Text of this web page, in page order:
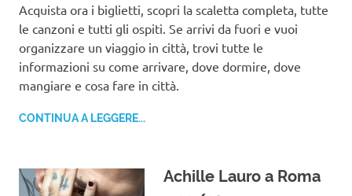
Acquista ora i biglietti, scopri la scaletta completa, tutte
le canzoni e tutti gli ospiti. Se arrivi da fuori e vuoi
organizzare un viaggio in città, trovi tutte le
informazioni su come arrivare, dove dormire, dove
mangiare e cosa fare in città.
CONTINUA A LEGGERE...
Achille Lauro a Roma